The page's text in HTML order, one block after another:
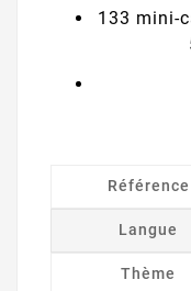
133 mini-
Référence
Langue
Thème